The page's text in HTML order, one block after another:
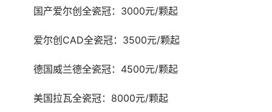
	国产爱尔创全瓷冠：3000元/颗起
	爱尔创CAD全瓷冠：3500元/颗起
	德国威兰德全瓷冠：4500元/颗起
	美国拉瓦全瓷冠：8000元/颗起